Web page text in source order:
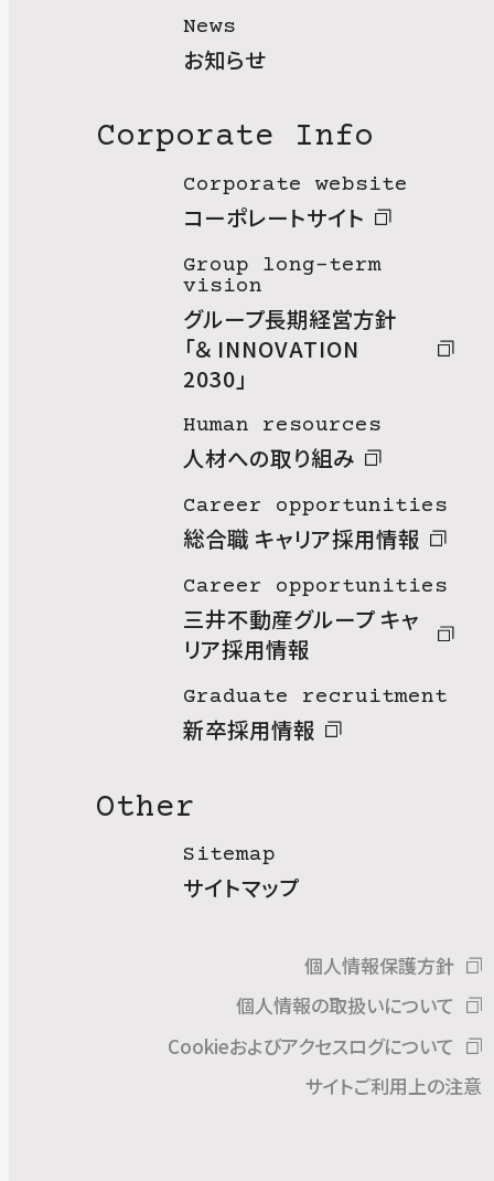
News
お知らせ
Corporate Info
Corporate website
コーポレートサイト
Group long-term
vision
グループ長期経営方針
「＆ INNOVATION
2030」
Human resources
人材への取り組み
Career opportunities
総合職 キャリア採用情報
Career opportunities
三井不動産グループ キャ
リア採用情報
Graduate recruitment
新卒採用情報
Other
Sitemap
サイトマップ
個人情報保護方針
個人情報の取扱いについて
Cookieおよびアクセスログについて
サイトご利用上の注意